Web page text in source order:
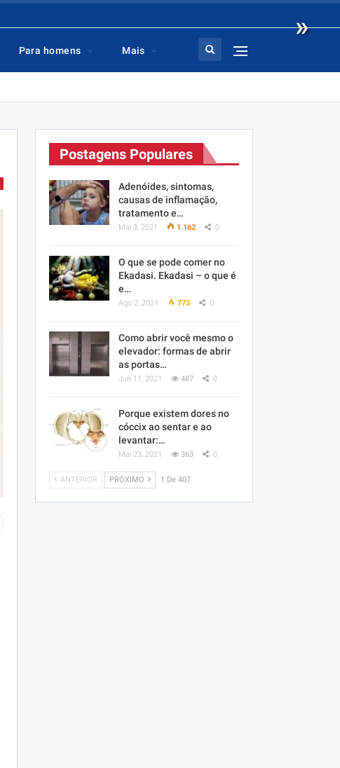
»
Para homens Mais
Postagens Populares
Adenóides, sintomas,
causas de inflamação,
tratamento e…
Mai 3, 2021 1.162 0
O que se pode comer no
Ekadasi. Ekadasi – o que é
e…
Ago 2, 2021 773 0
Como abrir você mesmo o
elevador: formas de abrir
as portas…
Jun 11, 2021 487 0
Porque existem dores no
cóccix ao sentar e ao
levantar:…
Mai 23, 2021 363 0
ANTERIOR PRÓXIMO 1 De 407